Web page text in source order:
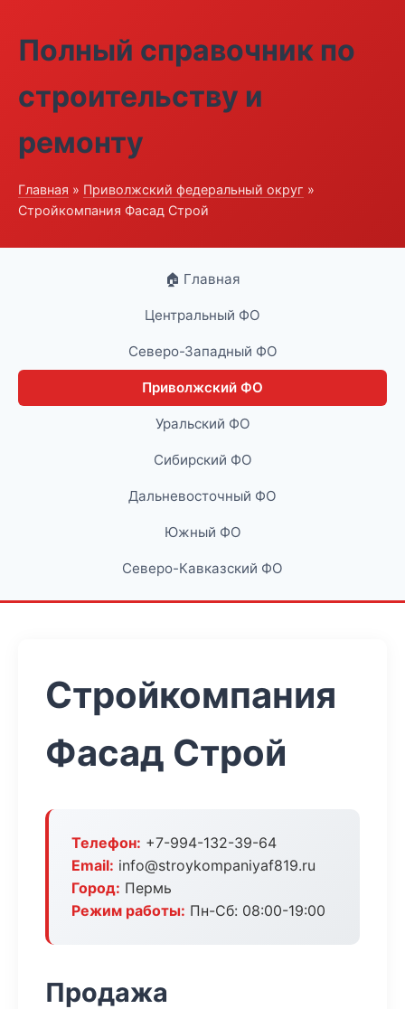
Полный справочник по
строительству и
ремонту
Главная » Приволжский федеральный округ »
Стройкомпания Фасад Строй
🏠 Главная
Центральный ФО
Северо-Западный ФО
Приволжский ФО
Уральский ФО
Сибирский ФО
Дальневосточный ФО
Южный ФО
Северо-Кавказский ФО
Стройкомпания
Фасад Строй
Телефон: +7-994-132-39-64
Email: info@stroykompaniyaf819.ru
Город: Пермь
Режим работы: Пн-Сб: 08:00-19:00
Продажа